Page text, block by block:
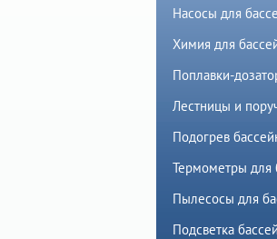
Насосы для
Химия для
Поплавки-
Лестницы и
Подогрев
Термометры для
Пылесосы для
Подсветка